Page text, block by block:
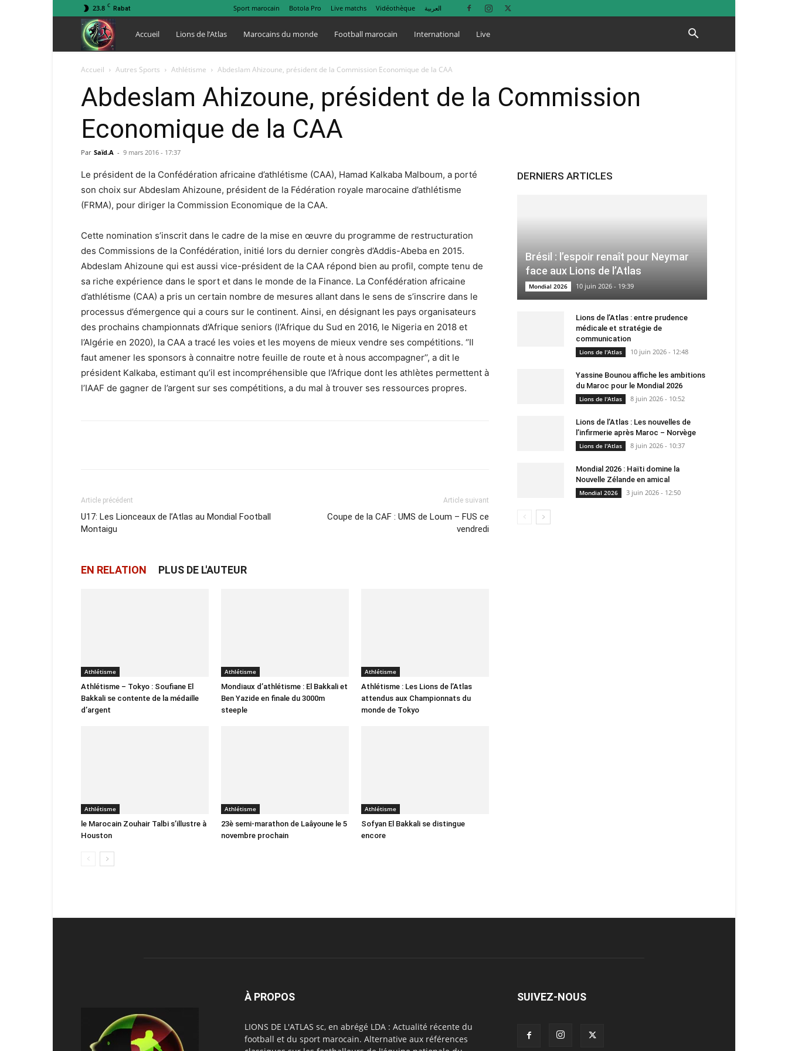
23.8 C Rabat Sport marocain Botola Pro Live matchs Vidéothèque العربية
Lions
de
l
Atlas
Accueil Lions de l’Atlas Marocains du monde Football marocain International Live
Accueil Autres Sports Athlétisme Abdeslam Ahizoune, président de la Commission Economique de la CAA
Abdeslam Ahizoune, président de la Commission
Economique de la CAA
Par Saïd.A - 9 mars 2016 - 17:37
Le président de la Confédération africaine d’athlétisme (CAA), Hamad Kalkaba Malboum, a porté
son choix sur Abdeslam Ahizoune, président de la Fédération royale marocaine d’athlétisme
(FRMA), pour diriger la Commission Economique de la CAA.
Cette nomination s’inscrit dans le cadre de la mise en œuvre du programme de restructuration
des Commissions de la Confédération, initié lors du dernier congrès d’Addis-Abeba en 2015.
Abdeslam Ahizoune qui est aussi vice-président de la CAA répond bien au profil, compte tenu de
sa riche expérience dans le sport et dans le monde de la Finance. La Confédération africaine
d’athlétisme (CAA) a pris un certain nombre de mesures allant dans le sens de s’inscrire dans le
processus d’émergence qui a cours sur le continent. Ainsi, en désignant les pays organisateurs
des prochains championnats d’Afrique seniors (l’Afrique du Sud en 2016, le Nigeria en 2018 et
l’Algérie en 2020), la CAA a tracé les voies et les moyens de mieux vendre ses compétitions. ‘’Il
faut amener les sponsors à connaitre notre feuille de route et à nous accompagner’’, a dit le
président Kalkaba, estimant qu’il est incompréhensible que l’Afrique dont les athlètes permettent à
l’IAAF de gagner de l’argent sur ses compétitions, a du mal à trouver ses ressources propres.
Article précédent
U17: Les Lionceaux de l’Atlas au Mondial Football
Montaigu
Article suivant
Coupe de la CAF : UMS de Loum – FUS ce
vendredi
EN RELATION PLUS DE L'AUTEUR
Athlétisme
Athlétisme – Tokyo : Soufiane El
Bakkali se contente de la médaille
d’argent
Athlétisme
Mondiaux d’athlétisme : El Bakkali et
Ben Yazide en finale du 3000m
steeple
Athlétisme
Athlétisme : Les Lions de l’Atlas
attendus aux Championnats du
monde de Tokyo
Athlétisme
le Marocain Zouhair Talbi s’illustre à
Houston
Athlétisme
23è semi-marathon de Laâyoune le 5
novembre prochain
Athlétisme
Sofyan El Bakkali se distingue
encore
DERNIERS ARTICLES
Brésil : l’espoir renaît pour Neymar
face aux Lions de l’Atlas
Mondial 2026 10 juin 2026 - 19:39
Lions de l’Atlas : entre prudence
médicale et stratégie de
communication
Lions de l'Atlas 10 juin 2026 - 12:48
Yassine Bounou affiche les ambitions
du Maroc pour le Mondial 2026
Lions de l'Atlas 8 juin 2026 - 10:52
Lions de l’Atlas : Les nouvelles de
l’infirmerie après Maroc – Norvège
Lions de l'Atlas 8 juin 2026 - 10:37
Mondial 2026 : Haïti domine la
Nouvelle Zélande en amical
Mondial 2026 3 juin 2026 - 12:50
À PROPOS
LIONS DE L'ATLAS sc, en abrégé LDA : Actualité récente du
football et du sport marocain. Alternative aux références
SUIVEZ-NOUS